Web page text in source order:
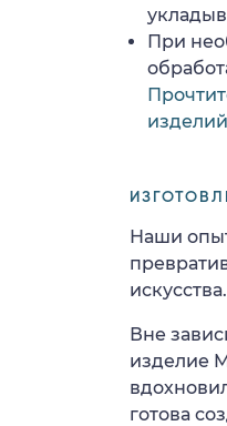
При
Наши
искусства.
Вне
изделие
готова